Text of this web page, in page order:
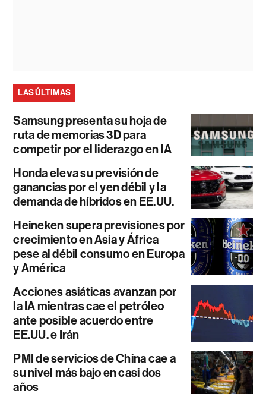
LAS ÚLTIMAS
Samsung presenta su hoja de
ruta de memorias 3D para
competir por el liderazgo en IA
Honda eleva su previsión de
ganancias por el yen débil y la
demanda de híbridos en EE.UU.
Heineken supera previsiones por
crecimiento en Asia y África
pese al débil consumo en Europa
y América
Acciones asiáticas avanzan por
la IA mientras cae el petróleo
ante posible acuerdo entre
EE.UU. e Irán
PMI de servicios de China cae a
su nivel más bajo en casi dos
años